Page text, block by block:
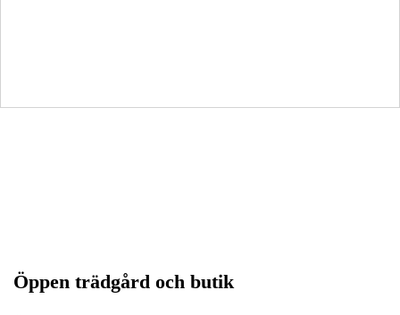
Öppen trädgård och butik